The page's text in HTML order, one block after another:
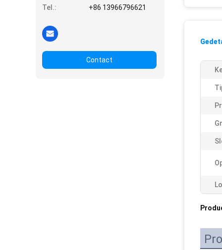
Tel.:
+86 13966796621
Contact